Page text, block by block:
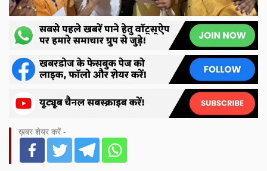
ख़बर शेयर करें -